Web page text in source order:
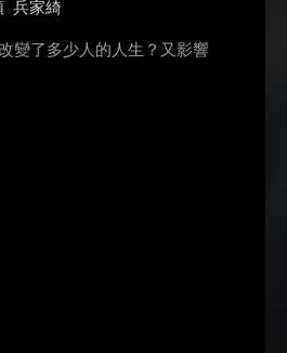
兵家綺
變了多少人的人生？又影響